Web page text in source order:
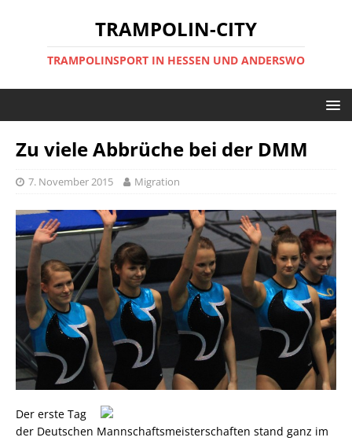
TRAMPOLIN-CITY
TRAMPOLINSPORT IN HESSEN UND ANDERSWO
Zu viele Abbrüche bei der DMM
7. November 2015 Migration
Der erste Tag
der Deutschen Mannschaftsmeisterschaften stand ganz im